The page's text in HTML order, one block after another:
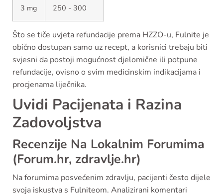
3 mg 250 - 300
Što se tiče uvjeta refundacije prema HZZO-u, Fulnite je
obično dostupan samo uz recept, a korisnici trebaju biti
svjesni da postoji mogućnost djelomične ili potpune
refundacije, ovisno o svim medicinskim indikacijama i
procjenama liječnika.
Uvidi Pacijenata i Razina
Zadovoljstva
Recenzije Na Lokalnim Forumima
(Forum.hr, zdravlje.hr)
Na forumima posvećenim zdravlju, pacijenti često dijele
svoja iskustva s Fulniteom. Analizirani komentari